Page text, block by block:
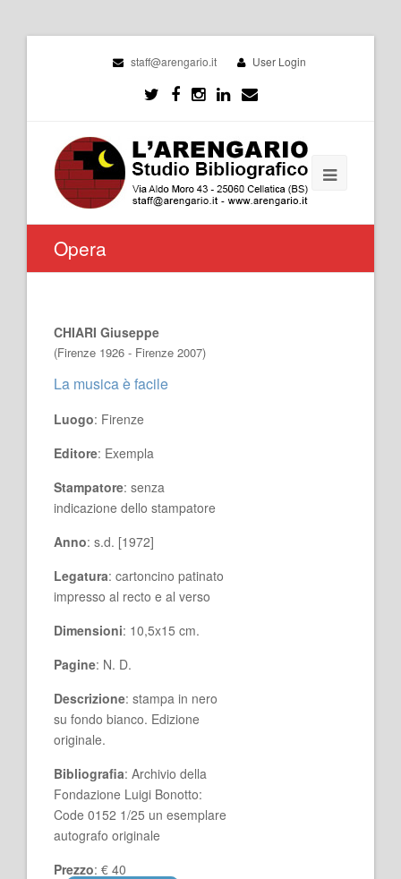
staff@arengario.it User Login
Opera
CHIARI Giuseppe
(Firenze 1926 - Firenze 2007)
La musica è facile
Luogo: Firenze
Editore: Exempla
Stampatore: senza
indicazione dello stampatore
Anno: s.d. [1972]
Legatura: cartoncino patinato
impresso al recto e al verso
Dimensioni: 10,5x15 cm.
Pagine: N. D.
Descrizione: stampa in nero
su fondo bianco. Edizione
originale.
Bibliografia: Archivio della
Fondazione Luigi Bonotto:
Code 0152 1/25 un esemplare
autografo originale
Prezzo: € 40